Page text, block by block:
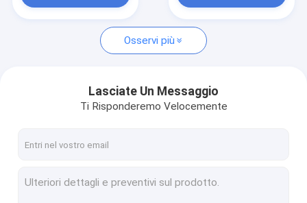
Polvere di probiotici
Polvere dell'estratto del crisantemo
L-teanina del tè verde
Osservi più
Lasciate Un Messaggio
Ti Risponderemo Velocemente